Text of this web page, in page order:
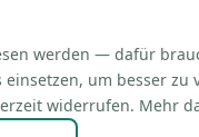
werden — dafür
um besser
widerrufen. Mehr